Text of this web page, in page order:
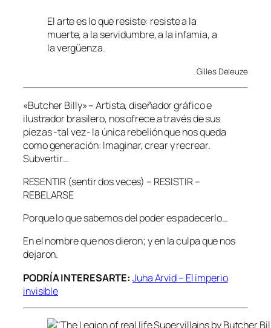
El arte es lo que resiste: resiste a la
muerte, a la servidumbre, a la infamia, a
la vergüenza.
Gilles Deleuze
«Butcher Billy» – Artista, diseñador gráfico e
ilustrador brasilero, nos ofrece a través de sus
piezas -tal vez- la única rebelión que nos queda
como generación: Imaginar, crear y recrear.
Subvertir…
RESENTIR (sentir dos veces) – RESISTIR –
REBELARSE
Porque lo que sabemos del poder es padecerlo…
En el nombre que nos dieron; y en la culpa que nos
dejaron.
PODRÍA INTERESARTE: Juha Arvid – El imperio
invisible